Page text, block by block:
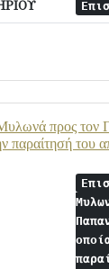
προς τον
παραίτησή του